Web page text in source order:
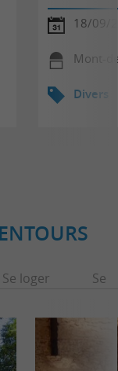
18/09/
Mont-
Divers
Se loger Se